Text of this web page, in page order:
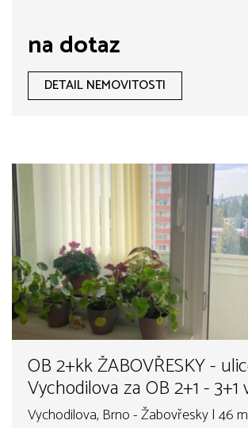
na dotaz
DETAIL NEMOVITOSTI
OB 2+kk ŽABOVŘESKY -
Vychodilova za OB 2+1 - 3+1
Vychodilova, Brno - Žabovřesky | 46